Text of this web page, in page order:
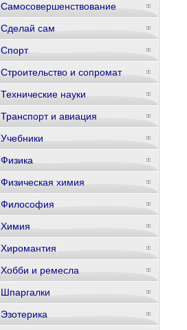
Самосовершенствование
Сделай сам
Спорт
Строительство и сопромат
Технические науки
Транспорт и авиация
Учебники
Физика
Физическая химия
Философия
Химия
Хиромантия
Хобби и ремесла
Шпаргалки
Эзотерика